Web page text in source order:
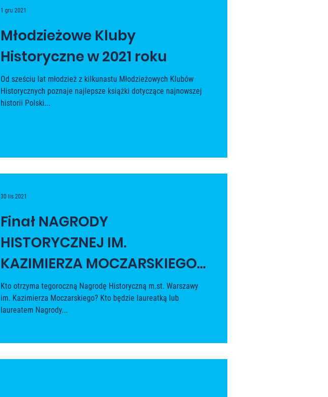
Młodzieżowe Kluby
Historyczne w 2021 roku
Od sześciu lat młodzież z kilkunastu Młodzieżowych Klubów
Historycznych poznaje najlepsze książki dotyczące najnowszej
historii Polski...
1 gru 2021
Finał NAGRODY
HISTORYCZNEJ IM.
KAZIMIERZA MOCZARSKIEGO
2021
Kto otrzyma tegoroczną Nagrodę Historyczną m.st. Warszawy
im. Kazimierza Moczarskiego? Kto będzie laureatką lub
laureatem Nagrody...
30 lis 2021